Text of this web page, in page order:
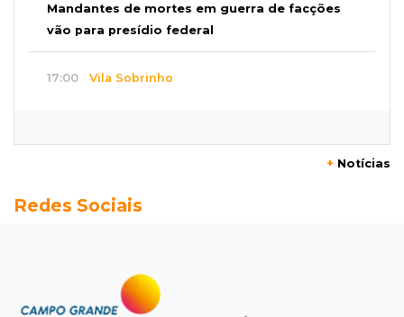
Mandantes de mortes em guerra de facções
vão para presídio federal
17:00 Vila Sobrinho
Pet shop é recorrente na venda de cães "fake"
Adoção especial
Cachorrinho que perdeu um olho espera por
+ Notícias
Redes Sociais